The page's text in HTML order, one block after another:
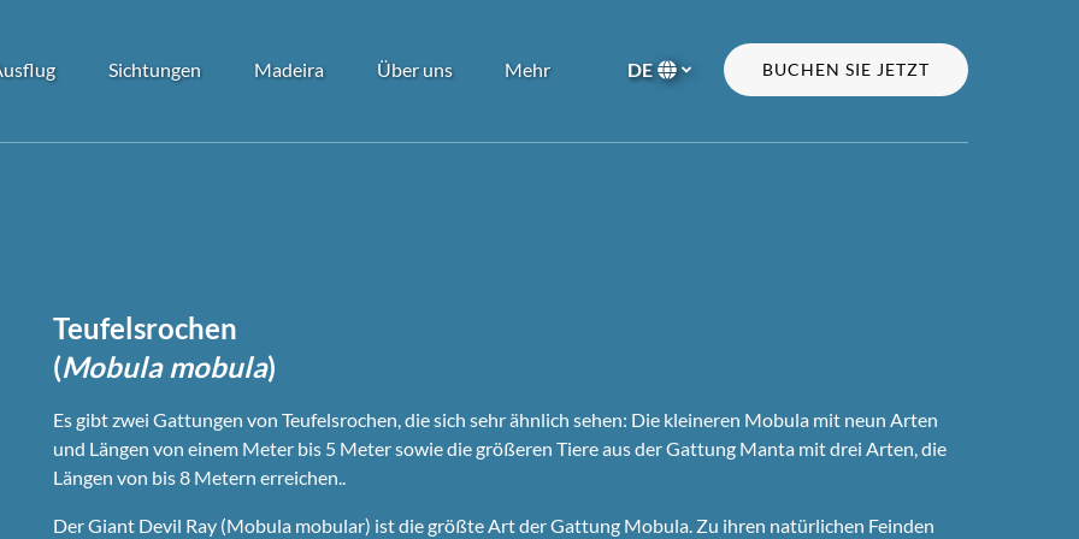
Menu
Sichtungen
Menu
Madeira
Menu
Über uns
Menu
Mehr
Menu
Wählen
Ihre
DE BUCHEN SIE JETZT
Teufelsrochen
(Mobula mobula)
Es gibt zwei Gattungen von Teufelsrochen, die sich sehr ähnlich sehen: Die kleineren Mobula mit neun Arten
und Längen von einem Meter bis 5 Meter sowie die größeren Tiere aus der Gattung Manta mit drei Arten, die
Längen von bis 8 Metern erreichen..
Der Giant Devil Ray (Mobula mobular) ist die größte Art der Gattung Mobula. Zu ihren natürlichen Feinden